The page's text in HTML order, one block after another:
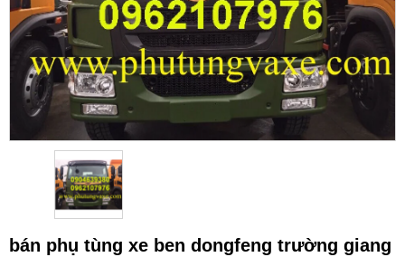
bán phụ tùng xe ben dongfeng trường giang